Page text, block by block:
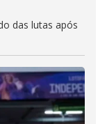
das lutas após